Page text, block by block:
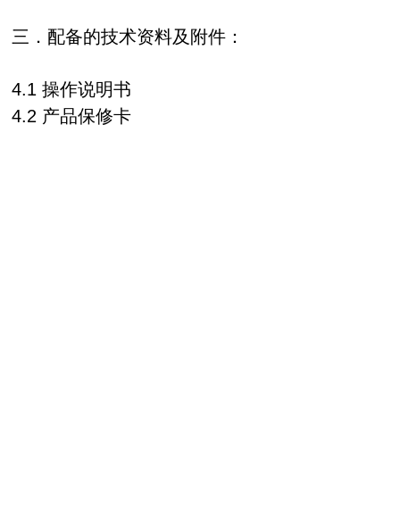
三．配备的技术资料及附件：
4.1 操作说明书
4.2 产品保修卡